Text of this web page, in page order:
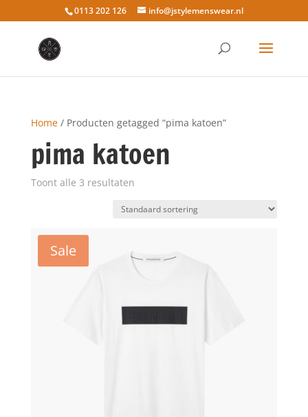
0113 202 126 info@jstylemenswear.nl
Home/ Producten getagged “pima katoen”
pima katoen
Toont alle 3 resultaten
Sale